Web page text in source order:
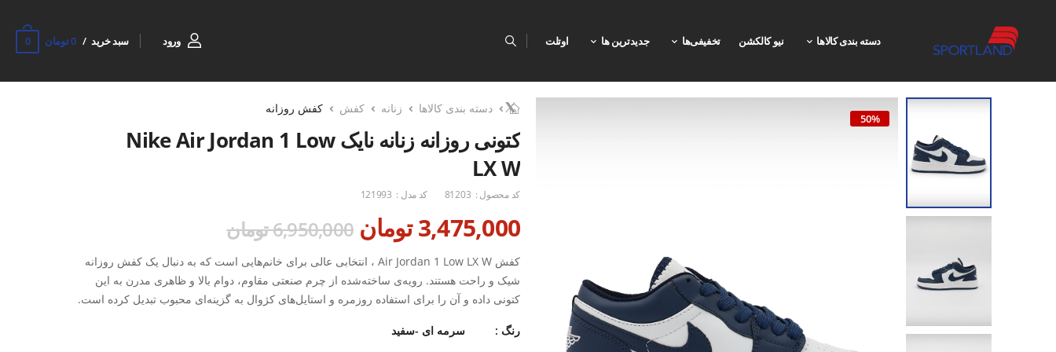
دسته بندی کالاها نیو کالکشن تخفیفی‌ها جدیدترین ها اوتلت ورود سبد خرید 0 تومان 0
50%
دسته بندی کالاها زنانه کفش کفش روزانه
کتونی روزانه زنانه نایک Nike Air Jordan 1 Low
LX W
کد محصول : 81203 کد مدل : 121993
3,475,000 تومان 6,950,000 تومان
کفش Air Jordan 1 Low LX W ، انتخابی عالی برای خانم‌هایی است که به دنبال یک کفش روزانه
شیک و راحت هستند. رویه‌ی ساخته‌شده از چرم صنعتی مقاوم، دوام بالا و ظاهری مدرن به این
کتونی داده و آن را برای استفاده روزمره و استایل‌های کژوال به گزینه‌ای محبوب تبدیل کرده است.
کفش، راحتی طولانی‌مدت را برای پا تضمین می‌کند. طراحی خاص سری جردن نیز این مدل را به
رنگ : سرمه ای -سفید